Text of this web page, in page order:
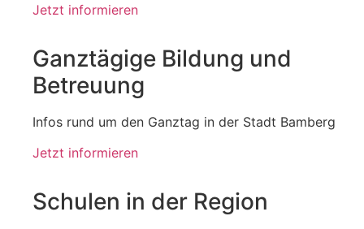
Jetzt informieren
Ganztägige Bildung und
Betreuung
Infos rund um den Ganztag in der Stadt Bamberg
Jetzt informieren
Schulen in der Region